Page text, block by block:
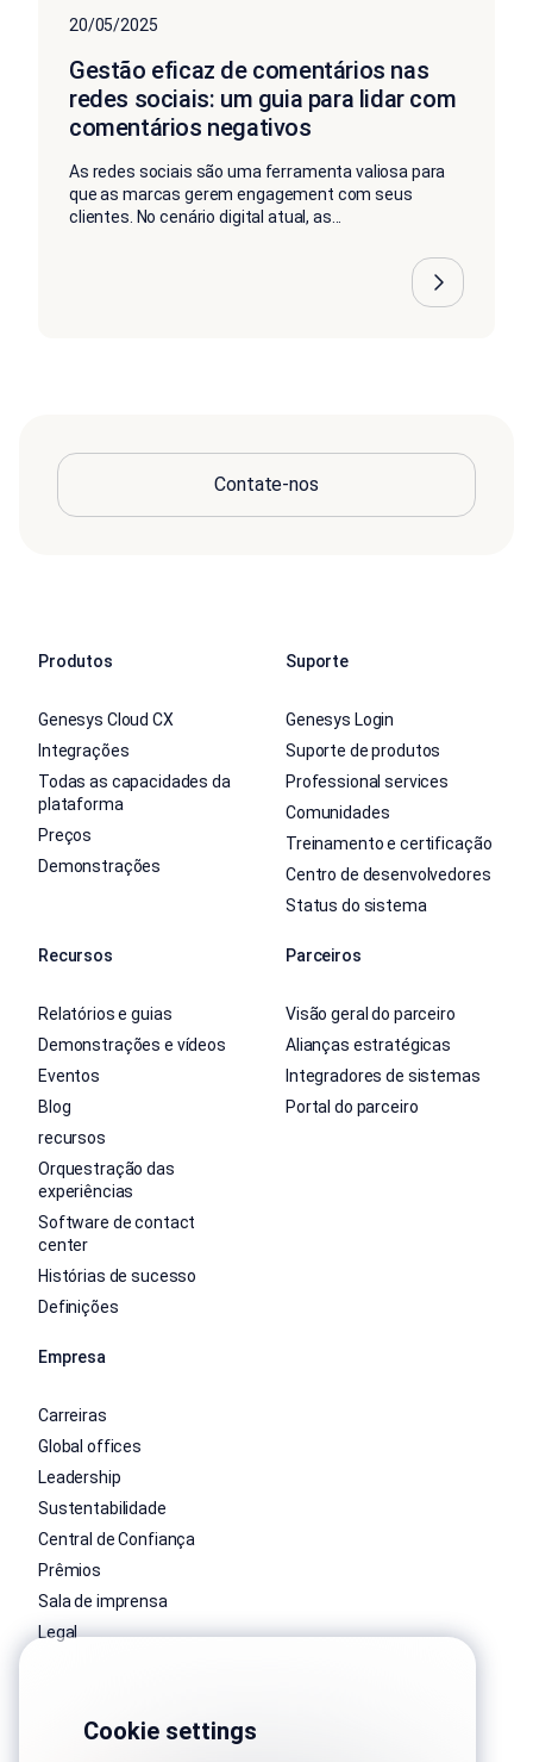
20/05/2025
Gestão eficaz de comentários nas
redes sociais: um guia para lidar com
comentários negativos
As redes sociais são uma ferramenta valiosa para
que as marcas gerem engagement com seus
clientes. No cenário digital atual, as...
Contate-nos
Produtos
Genesys Cloud CX
Integrações
Todas as capacidades da
plataforma
Preços
Demonstrações
Suporte
Genesys Login
Suporte de produtos
Professional services
Comunidades
Treinamento e certificação
Centro de desenvolvedores
Status do sistema
Recursos
Relatórios e guias
Demonstrações e vídeos
Eventos
Blog
recursos
Orquestração das
experiências
Software de contact
center
Histórias de sucesso
Definições
Parceiros
Visão geral do parceiro
Alianças estratégicas
Integradores de sistemas
Portal do parceiro
Empresa
Carreiras
Global offices
Leadership
Sustentabilidade
Central de Confiança
Prêmios
Sala de imprensa
Legal
Cookie settings